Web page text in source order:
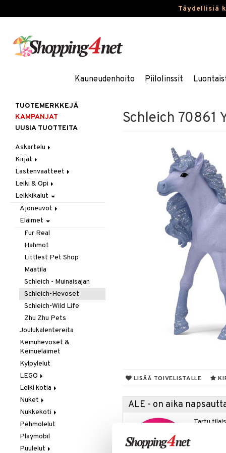
Täydellisiä
Kauneudenhoito Piilolinssit
Schleich 70861
LISÄÄ TOIVELISTALLE
ALE - on aika
Tartu
TUOTEMERKKEJÄ
KAMPANJAT
UUSIA TUOTTEITA
Askartelu
Askartelumateriaalit
Askartelusetti
Helmet
Koulutarvikkeet
Muovailuvaha
Piirrä ja maalaa
Taikuus
Tarrat
Kirjat
Askartelukirjat
Maalauskirjat
Päiväkirjat
Lastenvaatteet
Alaosat
Leggingsit
Alusvaatteet & Sukat
Kengät
Mekot
Pientuotteet
Lippalakit &
Aurinkohatut
Uima-asut & UV-vaatteet
Vuodevaatteet
Yläosat
Hupparit ja colleget
T-paidat
Leiki & Opi
Opetuslelut
Oppimispelit
Soittimet
Testikitit
Leikkikalut
Ajoneuvot
Autoradat
Autot
Junat
Palokunta
Poliisi
Työajoneuvot
Eläimet
Fur Real
Hahmot
Littlest Pet Shop
Maatila
Schleich - Muinaisajan
Schleich-Hevoset
Schleich-Wild Life
Zhu Zhu Pets
Joulukalentereita
Keinuhevoset &
Keinueläimet
Kylpylelut
LEGO
Botanicals
Fortnite
LEGO Bluey
LEGO City
LEGO Classic
LEGO Creator
Leiki kotia
Keittiö &
keittiötarvikkeet
Siivous
Nuket
Baby Born
Barbie
Cocomelon
Disney Prinsessat
Nukkekoti
Lundby
Lundby Tukholma
Muumi
Pehmolelut
Playmobil
Puulelut